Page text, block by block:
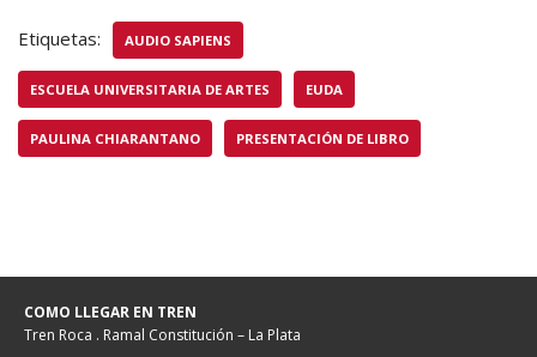
Etiquetas: AUDIO SAPIENS
ESCUELA UNIVERSITARIA DE ARTES EUDA
PAULINA CHIARANTANO PRESENTACIÓN DE LIBRO
COMO LLEGAR EN TREN
Tren Roca . Ramal Constitución – La Plata